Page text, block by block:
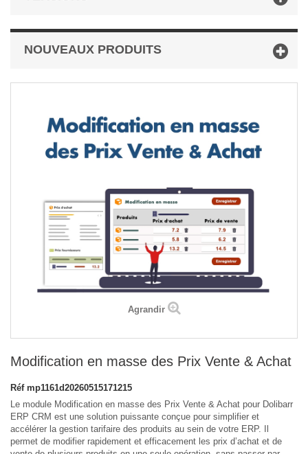
NOUVEAUX PRODUITS
Agrandir
Modification en masse des Prix Vente & Achat
Réf mp1161d20260515171215
Le module Modification en masse des Prix Vente & Achat pour Dolibarr
ERP CRM est une solution puissante conçue pour simplifier et
accélérer la gestion tarifaire des produits au sein de votre ERP. Il
permet de modifier rapidement et efficacement les prix d’achat et de